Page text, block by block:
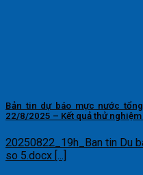
Bản tin dự báo mực nước
22/8/2025 – Kết quả thử
20250822_19h_Ban tin Du
so 5.docx [...]